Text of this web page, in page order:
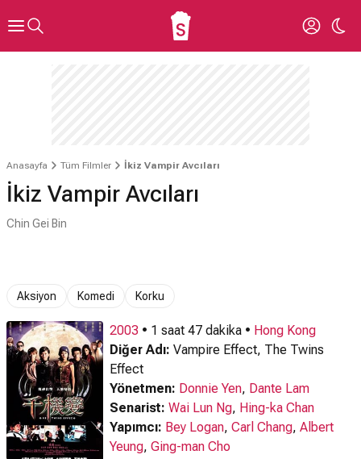
Anasayfa Tüm Filmler İkiz Vampir Avcıları
İkiz Vampir Avcıları
Chin Gei Bin
Aksiyon Komedi Korku
2003 • 1 saat 47 dakika • Hong Kong
Diğer Adı: Vampire Effect, The Twins
Effect
Yönetmen: Donnie Yen, Dante Lam
Senarist: Wai Lun Ng, Hing-ka Chan
Yapımcı: Bey Logan, Carl Chang, Albert
Yeung, Ging-man Cho